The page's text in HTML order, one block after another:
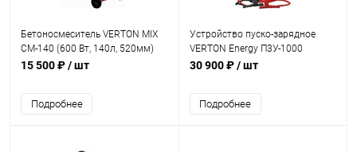
Бетоносмеситель VERTON MIX
СМ-140 (600 Вт, 140л, 520мм)
чугун венец
15 500 ₽/ шт
Подробнее
Устройство пуско-зарядное
VERTON Energy П3У-1000
(12/24В, 20-1300Ач, заряд
30 900 ₽/ шт
Подробнее